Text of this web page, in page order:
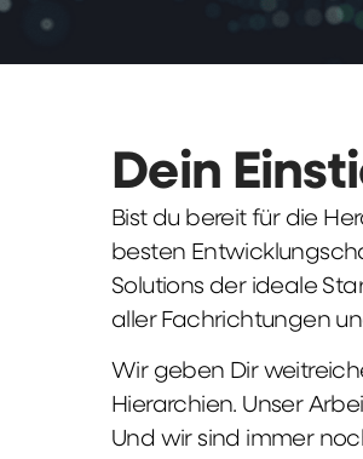
Dein
Bist du bereit für die
besten
Solutions der ideale
aller Fachrichtungen
Wir geben Dir
Hierarchien. Unser
Und wir sind immer